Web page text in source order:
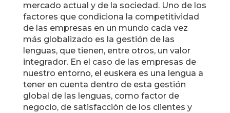
mercado actual y de la sociedad. Uno de los
factores que condiciona la competitividad
de las empresas en un mundo cada vez
más globalizado es la gestión de las
lenguas, que tienen, entre otros, un valor
integrador. En el caso de las empresas de
nuestro entorno, el euskera es una lengua a
tener en cuenta dentro de esta gestión
global de las lenguas, como factor de
negocio, de satisfacción de los clientes y